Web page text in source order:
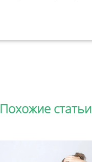
Похожие статьи